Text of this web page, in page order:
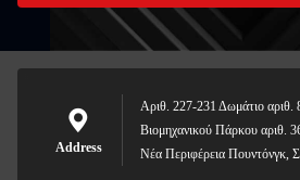
Address
Αριθ. 227-231 Δωμάτιο αριθ.
Βιομηχανικού Πάρκου αριθ.
Νέα Περιφέρεια Πουντόνγκ,